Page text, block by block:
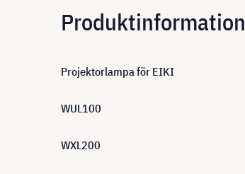
Produktinformation
Projektorlampa för EIKI
WUL100
WXL200